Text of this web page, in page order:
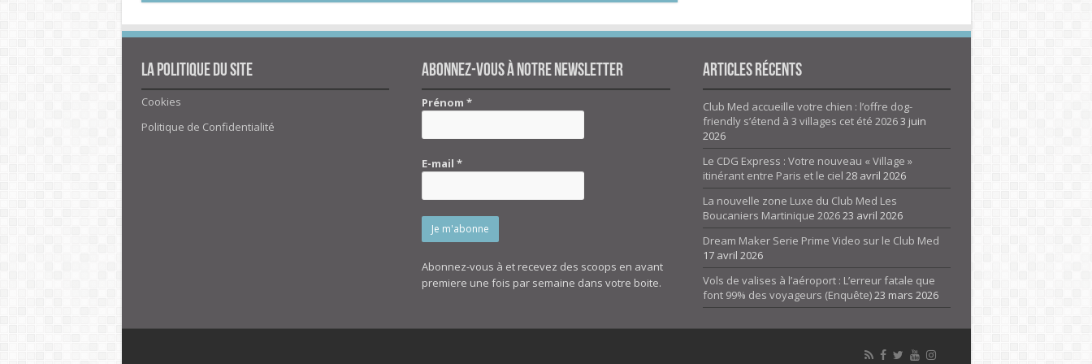
La politique du site
Cookies
Politique de Confidentialité
Abonnez-vous à notre newsletter
Prénom*
E-mail*
Abonnez-vous à et recevez des scoops en avant
premiere une fois par semaine dans votre boite.
Articles Récents
Club Med accueille votre chien : l’offre dog-
friendly s’étend à 3 villages cet été 20263 juin
2026
Le CDG Express : Votre nouveau « Village »
itinérant entre Paris et le ciel 28 avril 2026
La nouvelle zone Luxe du Club Med Les
Boucaniers Martinique 202623 avril 2026
Dream Maker Serie Prime Video sur le Club Med
17 avril 2026
Vols de valises à l’aéroport : L’erreur fatale que
font 99% des voyageurs (Enquête)23 mars 2026